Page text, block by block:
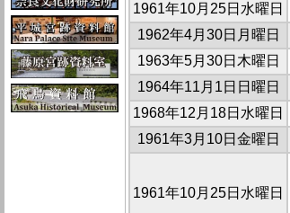
1961年10月25日水曜日
1962年4月30日月曜日
1963年5月30日木曜日
1964年11月1日日曜日
1968年12月18日水曜日
1961年3月10日金曜日
1961年10月25日水曜日